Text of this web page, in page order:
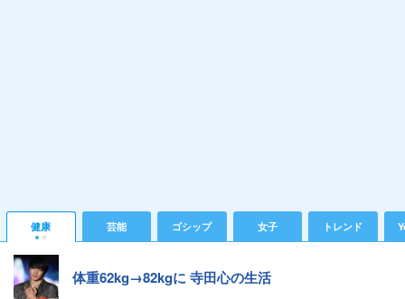
健康 芸能 ゴシップ 女子 トレンド
体重62kg→82kgに 寺田心の生活